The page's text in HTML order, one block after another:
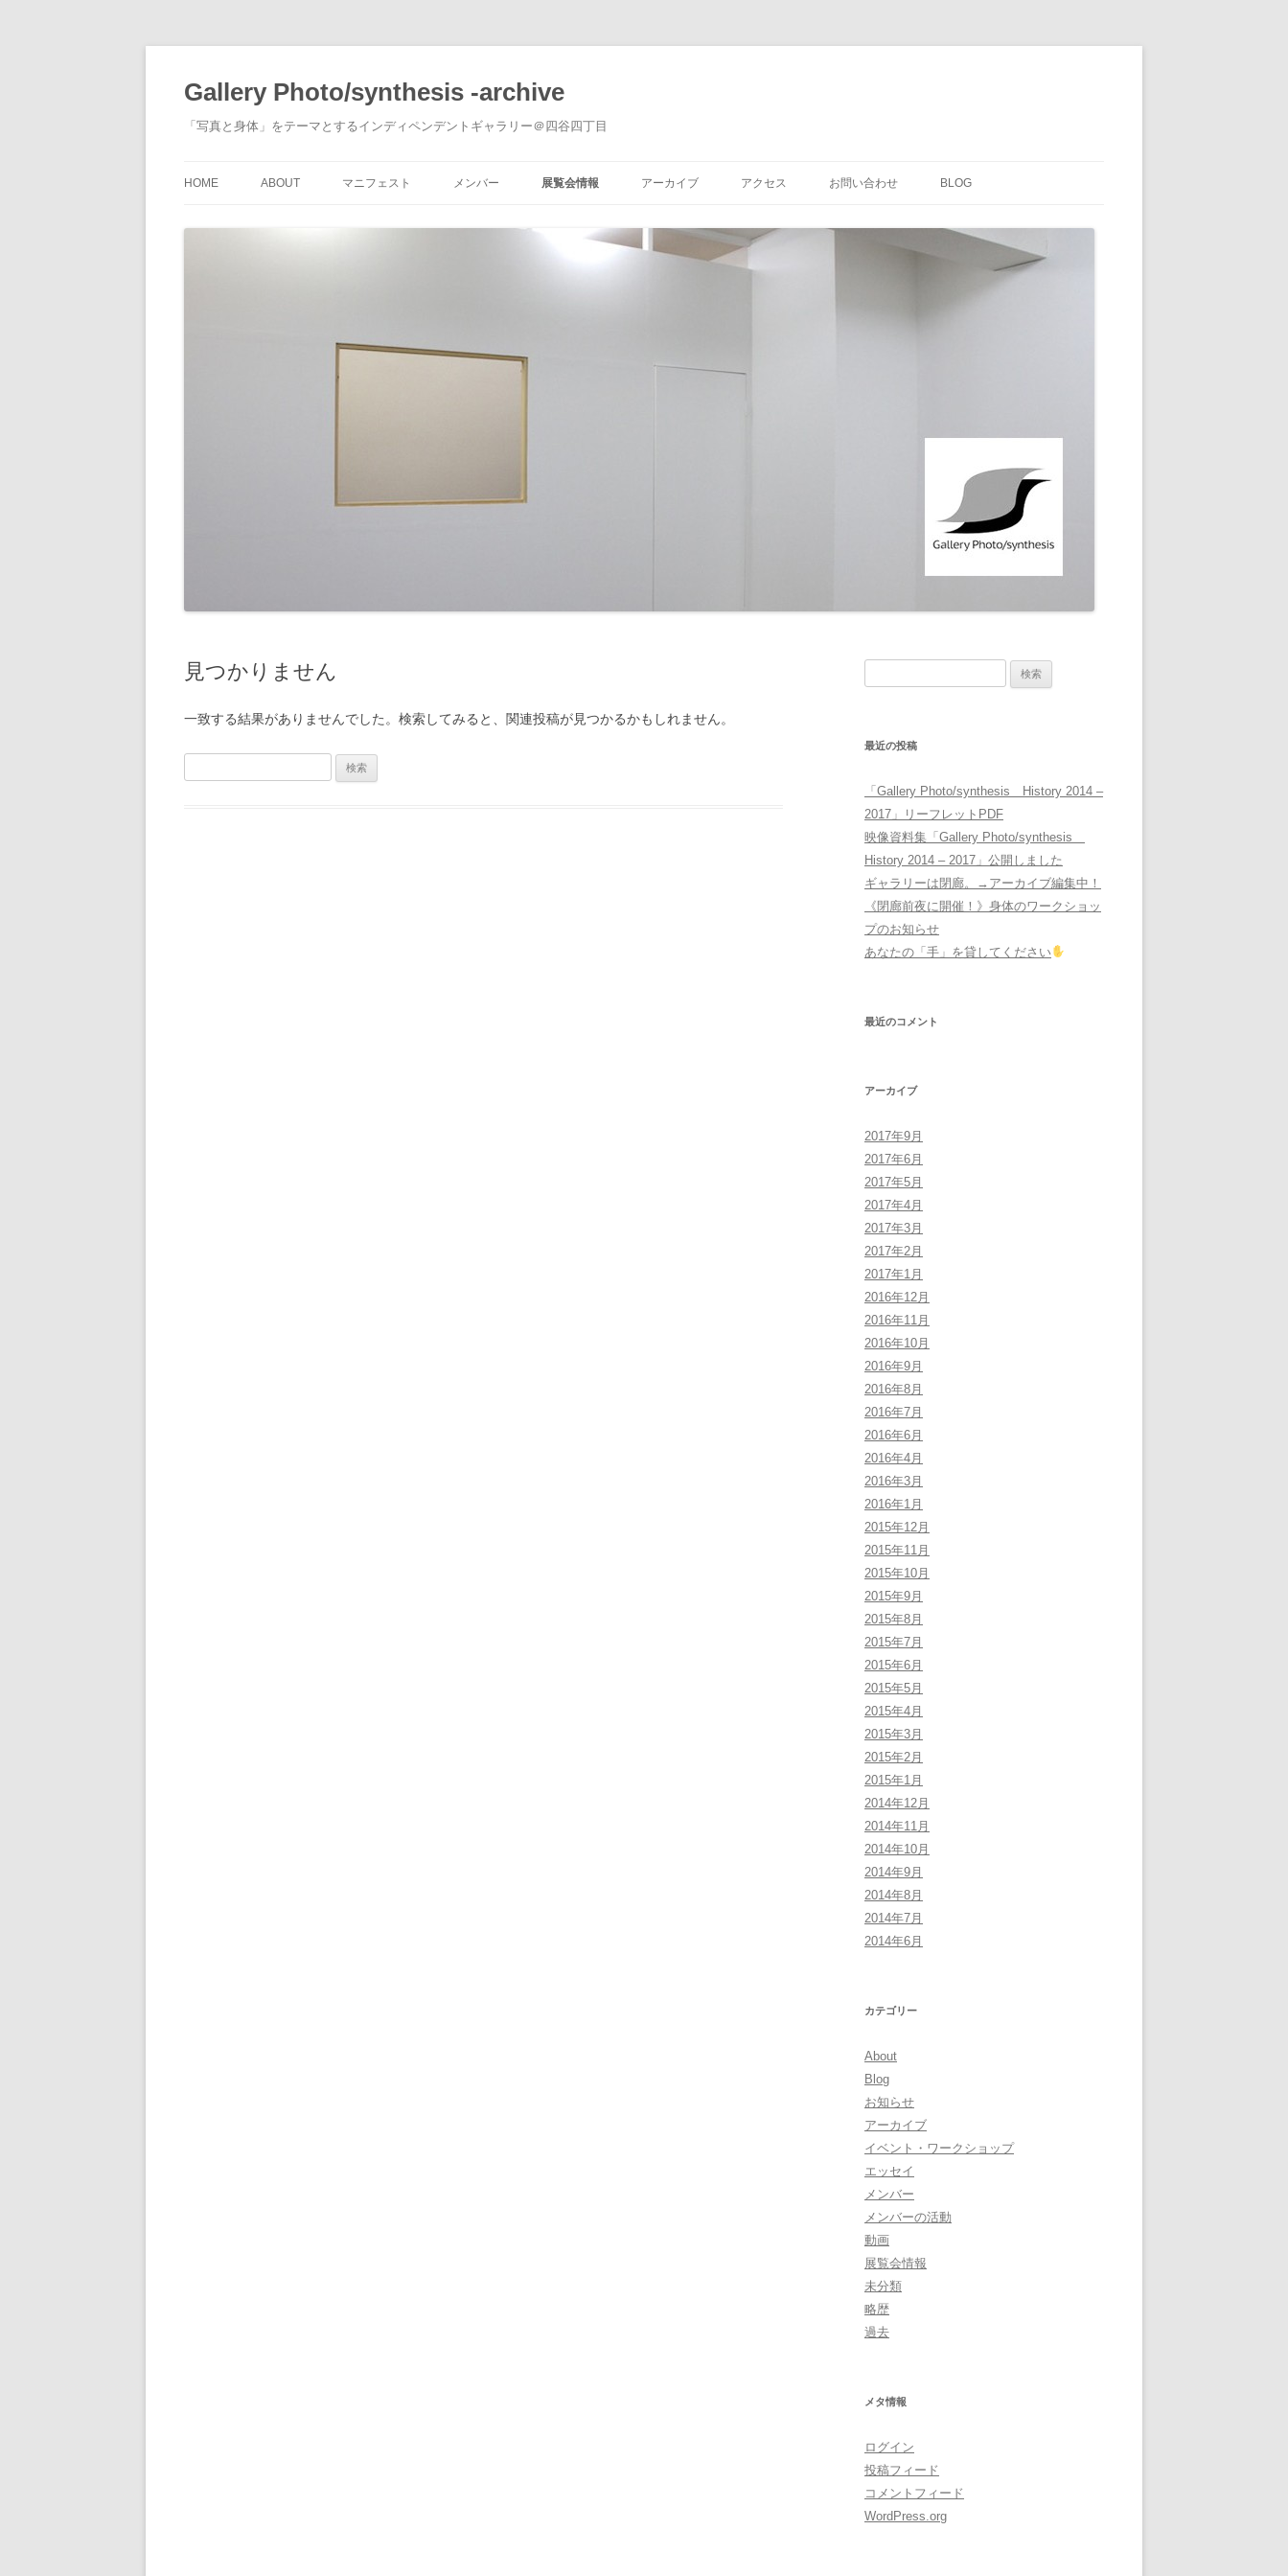
Gallery Photo/synthesis -archive
「写真と身体」をテーマとするインディペンデントギャラリー＠四谷四丁目
ン
ス
HOME ABOUT マニフェスト メンバー 展覧会情報 アーカイブ アクセス お問い合わせ BLOG
見つかりません
一致する結果がありませんでした。検索してみると、関連投稿が見つかるかもしれません。
最近の投稿
「Gallery Photo/synthesis History 2014 –
2017」リーフレットPDF
映像資料集「Gallery Photo/synthesis
History 2014 – 2017」公開しました
ギャラリーは閉廊。→アーカイブ編集中！
《閉廊前夜に開催！》身体のワークショッ
プのお知らせ
あなたの「手」を貸してください
最近のコメント
アーカイブ
2017年9月
2017年6月
2017年5月
2017年4月
2017年3月
2017年2月
2017年1月
2016年12月
2016年11月
2016年10月
2016年9月
2016年8月
2016年7月
2016年6月
2016年4月
2016年3月
2016年1月
2015年12月
2015年11月
2015年10月
2015年9月
2015年8月
2015年7月
2015年6月
2015年5月
2015年4月
2015年3月
2015年2月
2015年1月
2014年12月
2014年11月
2014年10月
2014年9月
2014年8月
2014年7月
2014年6月
カテゴリー
About
Blog
お知らせ
アーカイブ
イベント・ワークショップ
エッセイ
メンバー
メンバーの活動
動画
展覧会情報
未分類
略歴
過去
メタ情報
ログイン
投稿フィード
コメントフィード
WordPress.org